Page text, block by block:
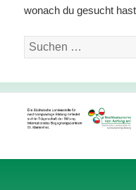
wonach du gesucht
Suche
nach: